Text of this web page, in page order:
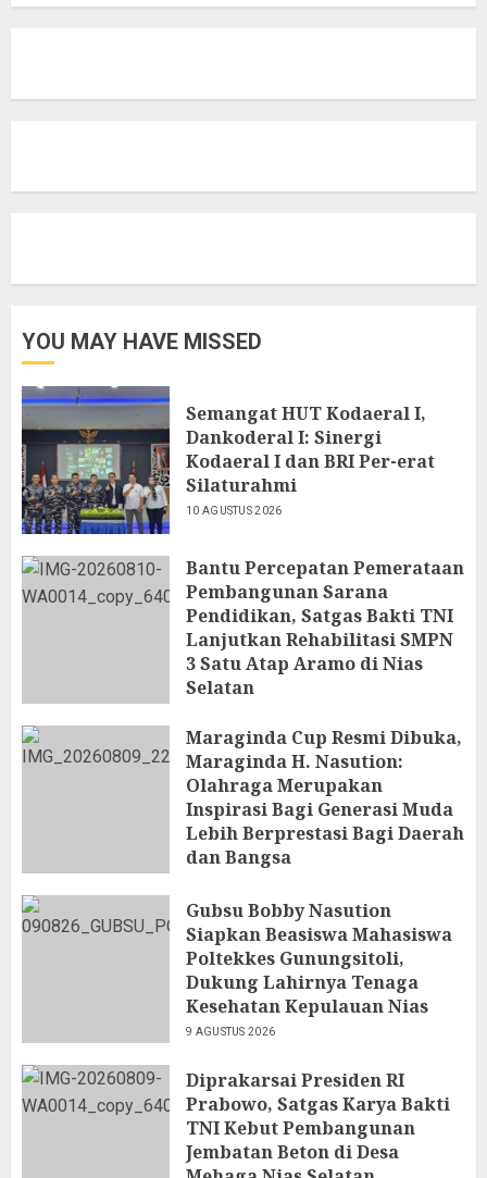
YOU MAY HAVE MISSED
Semangat HUT Kodaeral I,
Dankoderal I: Sinergi
Kodaeral I dan BRI Per-erat
Silaturahmi
10 AGUSTUS 2026
Bantu Percepatan Pemerataan
Pembangunan Sarana
Pendidikan, Satgas Bakti TNI
Lanjutkan Rehabilitasi SMPN
3 Satu Atap Aramo di Nias
Selatan
Maraginda Cup Resmi Dibuka,
Maraginda H. Nasution:
Olahraga Merupakan
Inspirasi Bagi Generasi Muda
Lebih Berprestasi Bagi Daerah
dan Bangsa
Gubsu Bobby Nasution
Siapkan Beasiswa Mahasiswa
Poltekkes Gunungsitoli,
Dukung Lahirnya Tenaga
Kesehatan Kepulauan Nias
9 AGUSTUS 2026
Diprakarsai Presiden RI
Prabowo, Satgas Karya Bakti
TNI Kebut Pembangunan
Jembatan Beton di Desa